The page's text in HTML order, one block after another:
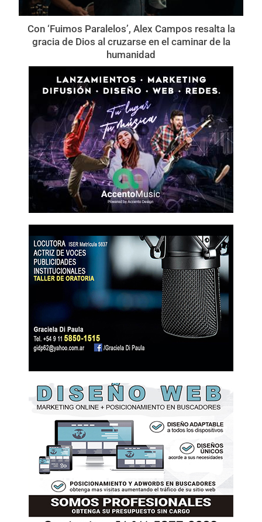
Con ‘Fuimos Paralelos’, Alex Campos resalta la
gracia de Dios al cruzarse en el caminar de la
humanidad